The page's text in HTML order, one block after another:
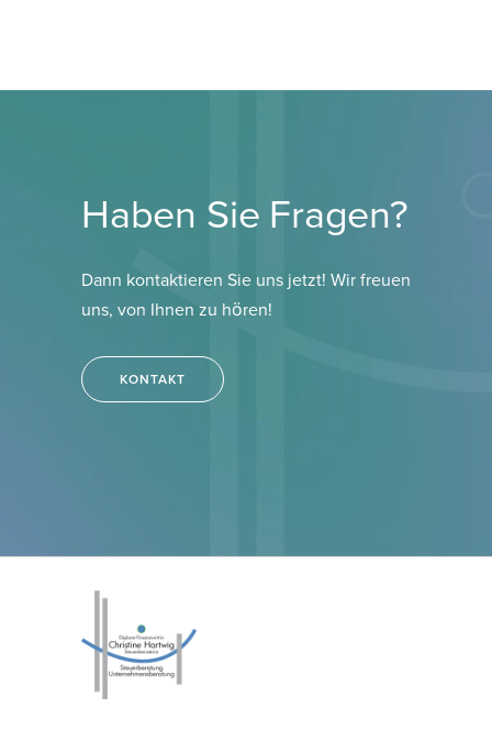
Haben Sie Fragen?
Dann kontaktieren Sie uns jetzt! Wir freuen
uns, von Ihnen zu hören!
KONTAKT